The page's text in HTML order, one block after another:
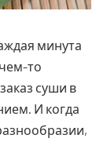
минута
то
суши в
И когда